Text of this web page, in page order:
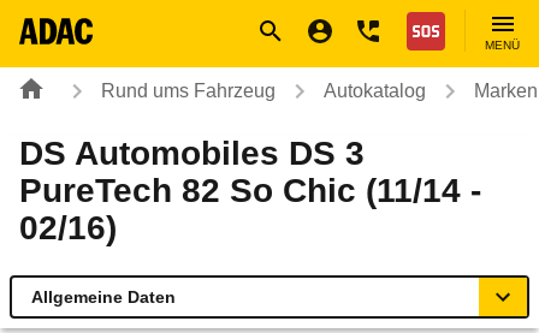
Nothilfe
MENÜ
Rund ums Fahrzeug Autokatalog
DS Automobiles DS 3
PureTech 82 So Chic (11/14 -
02/16)
Allgemeine Daten